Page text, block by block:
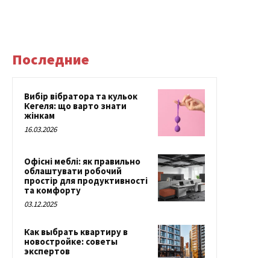
Последние
Вибір вібратора та кульок
Кегеля: що варто знати
жінкам
16.03.2026
Офісні меблі: як правильно
облаштувати робочий
простір для продуктивності
та комфорту
03.12.2025
Как выбрать квартиру в
новостройке: советы
экспертов